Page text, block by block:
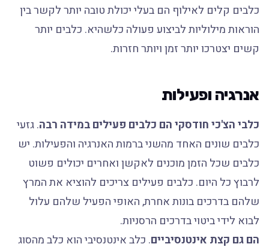
כלבים קלים לאילוף הם בעלי יכולת טובה יותר לקשר בין
הוראות מילוליות לביצוע פעולה כלשהיא. כלבים יותר
קשים יצטרכו יותר זמן ויותר חזרות.
אנרגיה ופעילות
כלבי הצ'כי חודסקי הם כלבים פעילים במידה רבה. גזעי
כלבים שונים האחד מהשני ברמות האנרגיה והפעילות. יש
כלבים שכל הזמן מוכנים לאקשן ואחרים יכולים פשוט
לרבוץ כל היום. כלבים פעילים צריכים להוציא את המרץ
שלהם בדרכים בונות אחרת, האופי הפעיל שלהם עלול
לבוא לידי ביטוי בדרכים הרסניות.
הם גם קצת אינטנסיביים. כלב אינטנסיבי הוא כלב מהסוג